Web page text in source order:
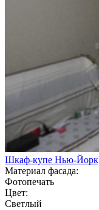
Шкаф-купе Нью-Йорк
Материал фасада:
Фотопечать
Цвет:
Светлый